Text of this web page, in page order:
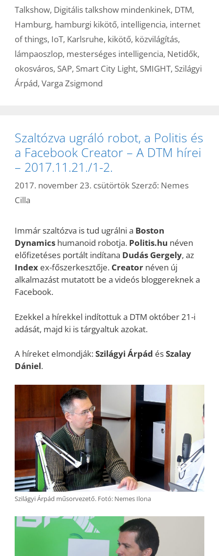
Talkshow, Digitális talkshow mindenkinek, DTM,
Hamburg, hamburgi kikötő, intelligencia, internet
of things, IoT, Karlsruhe, kikötő, közvilágítás,
lámpaoszlop, mesterséges intelligencia, Netidők,
okosváros, SAP, Smart City Light, SMIGHT, Szilágyi
Árpád, Varga Zsigmond
Szaltózva ugráló robot, a Politis és
a Facebook Creator – A DTM hírei
– 2017.11.21./1-2.
2017. november 23. csütörtök Szerző: Nemes
Cilla
Immár szaltózva is tud ugrálni a Boston
Dynamics humanoid robotja. Politis.hu néven
előfizetéses portált indítana Dudás Gergely, az
Index ex-főszerkesztője. Creator néven új
alkalmazást mutatott be a videós bloggereknek a
Facebook.
Ezekkel a hírekkel indítottuk a DTM október 21-i
adását, majd ki is tárgyaltuk azokat.
A híreket elmondják:Szilágyi Árpád ésSzalay
Dániel.
Szilágyi Árpád műsorvezető. Fotó: Nemes Ilona